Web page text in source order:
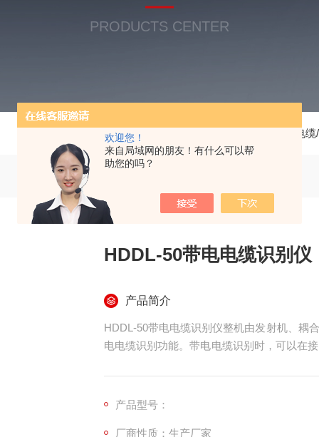
欢迎您！
来自局域网的朋友！有什么可以帮
助您的吗？
PRODUCTS CENTER
当前位置： 电
HDDL-50带电电缆识别仪
产品简介
HDDL-50带电电缆识别仪整机由发射机、耦
电电缆识别功能。带电电缆识别时，可以在
产品型号：
厂商性质：生产厂家